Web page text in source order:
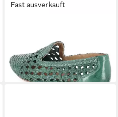
Fast ausverkauft
Damen Leder green Slipper
62,99 € UVP89,99 €
-30%